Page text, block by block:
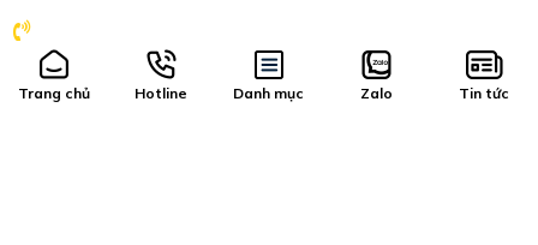
8h-17h:30 Nghỉ Chủ nhật
Trang chủ Hotline Danh mục Zalo Tin tức